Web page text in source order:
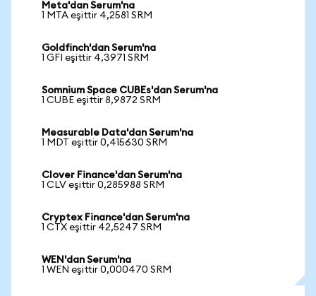
Meta'dan Serum'na
1 MTA eşittir 4,2581 SRM
Goldfinch'dan Serum'na
1 GFI eşittir 4,3971 SRM
Somnium Space CUBEs'dan Serum'na
1 CUBE eşittir 8,9872 SRM
Measurable Data'dan Serum'na
1 MDT eşittir 0,415630 SRM
Clover Finance'dan Serum'na
1 CLV eşittir 0,285988 SRM
Cryptex Finance'dan Serum'na
1 CTX eşittir 42,5247 SRM
WEN'dan Serum'na
1 WEN eşittir 0,000470 SRM